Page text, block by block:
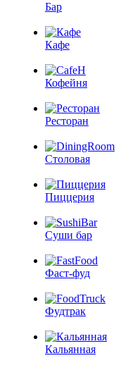
Бар
Кафе
Кофейня
Ресторан
Столовая
Пиццерия
Суши бар
Фаст-фуд
Фудтрак
Кальянная